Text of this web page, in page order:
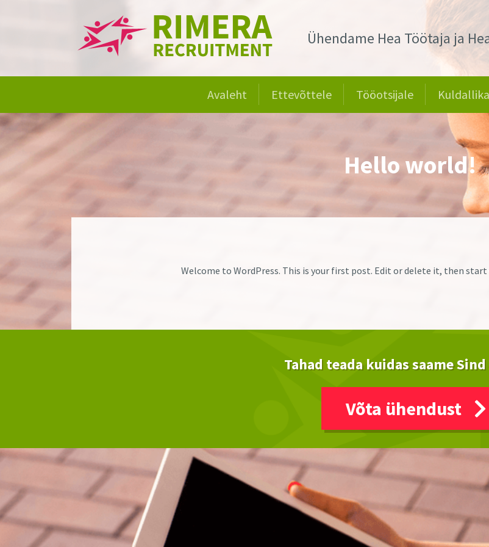
Ühendame Hea Töötaja ja
Avaleht Ettevõttele Tööotsijale
Hello world!
Welcome to WordPress. This is your first post. Edit or delete it, then
Tahad teada kuidas saame
Võta ühendust